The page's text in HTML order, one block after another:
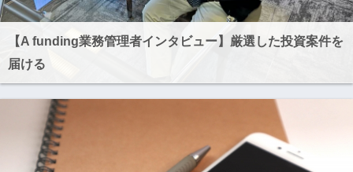
【A funding業務管理者インタビュー】厳選した投資案件を
届ける